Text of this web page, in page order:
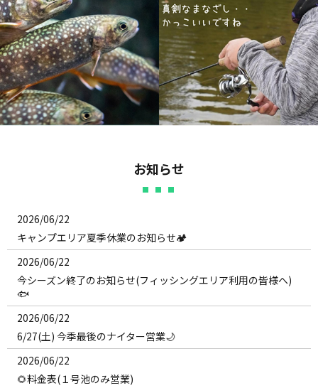
お知らせ
2026/06/22
キャンプエリア夏季休業のお知らせ🏕️
2026/06/22
今シーズン終了のお知らせ(フィッシングエリア利用の皆様へ)
🐟
2026/06/22
6/27(土) 今季最後のナイター営業🌙
2026/06/22
🌻料金表(１号池のみ営業)